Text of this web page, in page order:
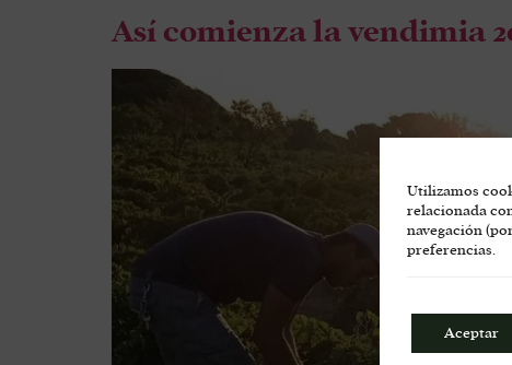
Así comienza la vendimia
Utilizamos
relacionada
navegación
preferencias.
Aceptar